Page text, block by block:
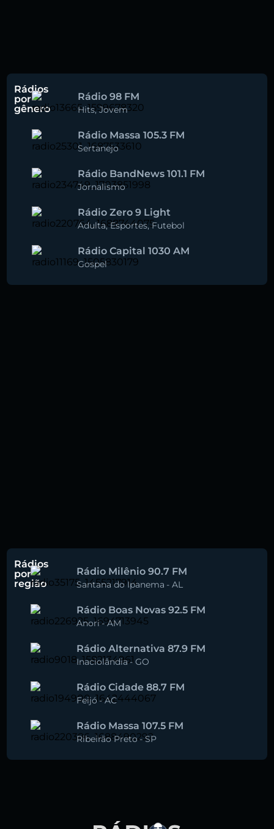
Rádios
por
gênero
Rádio 98 FM
Hits,Jovem
Rádio Massa 105.3 FM
Sertanejo
Rádio BandNews 101.1 FM
Jornalismo
Rádio Zero 9 Light
Adulta,Esportes,Futebol
Rádio Capital 1030 AM
Gospel
Rádios
por
região
Rádio Milênio 90.7 FM
Santana do Ipanema - AL
Rádio Boas Novas 92.5 FM
Anori-AM
Rádio Alternativa 87.9 FM
Inaciolândia-GO
Rádio Cidade 88.7 FM
Feijó -AC
Rádio Massa 107.5 FM
Ribeirão Preto -SP